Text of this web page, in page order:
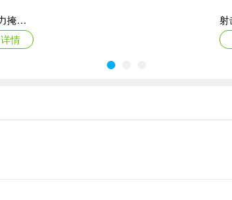
火力掩护无限生命金币
详情
求生日记游戏